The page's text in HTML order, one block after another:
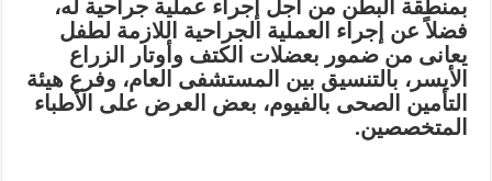
بمنطقة البطن من أجل إجراء عملية جراحية له،
فضلاً عن إجراء العملية الجراحية اللازمة لطفل
يعانى من ضمور بعضلات الكتف وأوتار الزراع
الأيسر، بالتنسيق بين المستشفى العام، وفرع هيئة
التأمين الصحى بالفيوم، بعض العرض على الأطباء
المتخصصين.